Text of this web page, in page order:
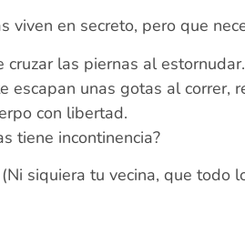
viven en secreto, pero que
las piernas al estornudar.
escapan unas gotas al correr,
con libertad.
tiene incontinencia?
(Ni siquiera tu vecina, que todo